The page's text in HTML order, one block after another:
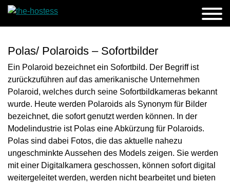
Polas/ Polaroids – Sofortbilder
Ein Polaroid bezeichnet ein Sofortbild. Der Begriff ist
zurückzuführen auf das amerikanische Unternehmen
Polaroid, welches durch seine Sofortbildkameras bekannt
wurde. Heute werden Polaroids als Synonym für Bilder
bezeichnet, die sofort genutzt werden können. In der
Modelindustrie ist Polas eine Abkürzung für Polaroids.
Polas sind dabei Fotos, die das aktuelle nahezu
ungeschminkte Aussehen des Models zeigen. Sie werden
mit einer Digitalkamera geschossen, können sofort digital
weitergeleitet werden, werden nicht bearbeitet und bieten